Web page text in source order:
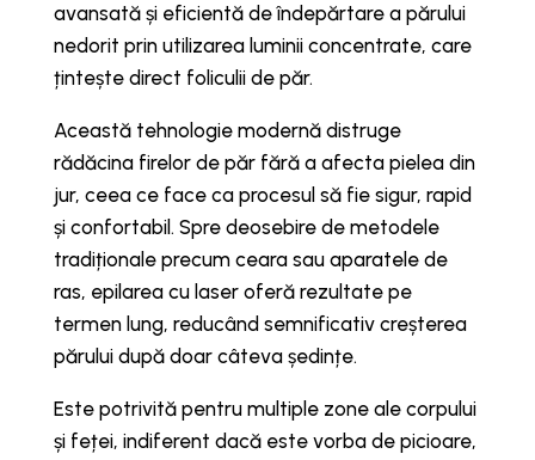
avansată și eficientă de îndepărtare a părului
nedorit prin utilizarea luminii concentrate, care
țintește direct foliculii de păr.
Această tehnologie modernă distruge
rădăcina firelor de păr fără a afecta pielea din
jur, ceea ce face ca procesul să fie sigur, rapid
și confortabil. Spre deosebire de metodele
tradiționale precum ceara sau aparatele de
ras, epilarea cu laser oferă rezultate pe
termen lung, reducând semnificativ creșterea
părului după doar câteva ședințe.
Este potrivită pentru multiple zone ale corpului
și feței, indiferent dacă este vorba de picioare,